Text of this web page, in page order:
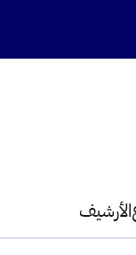
الأرشيف